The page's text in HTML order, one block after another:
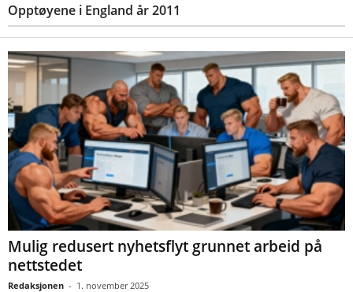
Opptøyene i England år 2011
Mulig redusert nyhetsflyt grunnet arbeid på
nettstedet
Redaksjonen - 1. november 2025